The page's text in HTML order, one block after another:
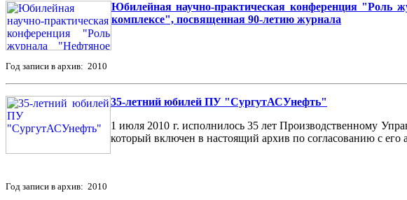
Юбилейная научно-практическая конференция "Роль
комплексе", посвященная 90-летию журнала
Год записи в архив: 2010
35-летний юбилей ПУ "СургутАСУнефть"
1 июля 2010 г. исполнилось 35 лет Производственному
который включен в настоящий архив по согласованию с его
Год записи в архив: 2010